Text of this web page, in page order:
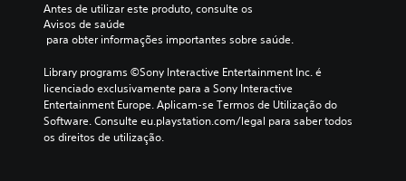
Antes de utilizar este produto, consulte os
Avisos de saúde
para obter informações importantes sobre saúde.
Library programs ©Sony Interactive Entertainment Inc. é
licenciado exclusivamente para a Sony Interactive
Entertainment Europe. Aplicam-se Termos de Utilização do
Software. Consulte eu.playstation.com/legal para saber todos
os direitos de utilização.